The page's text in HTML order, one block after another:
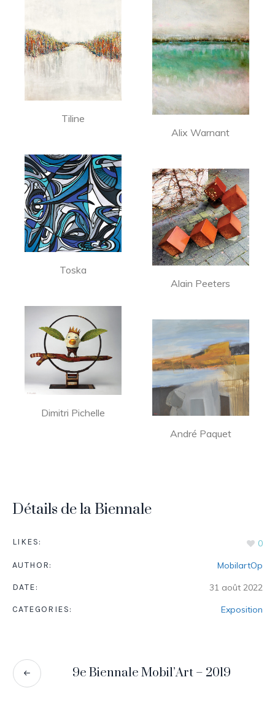
Détails de la Biennale
LIKES: 0
AUTHOR: MobilartOp
DATE: 31 août 2022
CATEGORIES: Exposition
Tiline
Alix Warnant
Toska
Alain Peeters
Dimitri Pichelle
André Paquet
9e Biennale Mobil’Art – 2019